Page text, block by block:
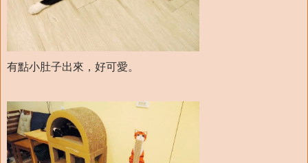
有點小肚子出來，好可愛。